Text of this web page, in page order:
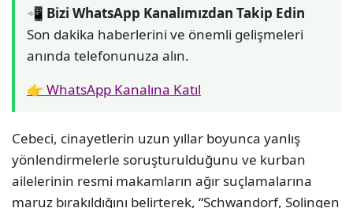
📲 Bizi WhatsApp Kanalımızdan Takip Edin
Son dakika haberlerini ve önemli gelişmeleri
anında telefonunuza alın.
👉 WhatsApp Kanalına Katıl
Cebeci, cinayetlerin uzun yıllar boyunca yanlış
yönlendirmelerle soruşturulduğunu ve kurban
ailelerinin resmi makamların ağır suçlamalarına
maruz bırakıldığını belirterek, “Schwandorf, Solingen